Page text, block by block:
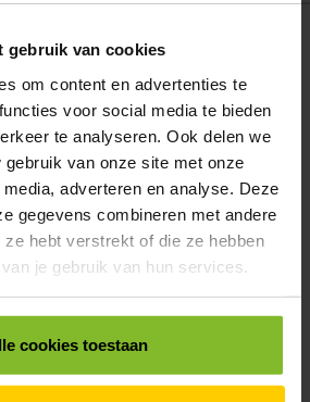
gebruik van cookies
om content en advertenties te
voor social media te bieden
te analyseren. Ook delen we
gebruik van onze site met onze
adverteren en analyse. Deze
gegevens combineren met andere
ze hebt verstrekt of die ze hebben
je gebruik van hun services.
cookies toestaan
BEDRUKKEN
verzending
TOT ONDERDELEN
TOT ONDERDELEN